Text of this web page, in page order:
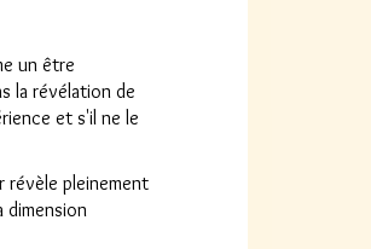
un être
la révélation de
et s'il ne le
révèle pleinement
dimension